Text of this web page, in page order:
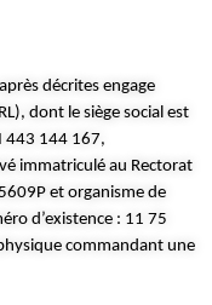
décrites engage
dont le siège social est
443 144 167,
immatriculé au Rectorat
et organisme de
d’existence : 11 75
commandant une